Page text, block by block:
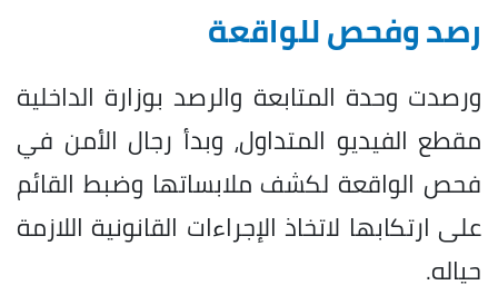
رصد وفحص للواقعة
ورصدت وحدة المتابعة والرصد بوزارة الداخلية
مقطع الفيديو المتداول، وبدأ رجال الأمن في
فحص الواقعة لكشف ملابساتها وضبط القائم
على ارتكابها لاتخاذ الإجراءات القانونية اللازمة
حياله.